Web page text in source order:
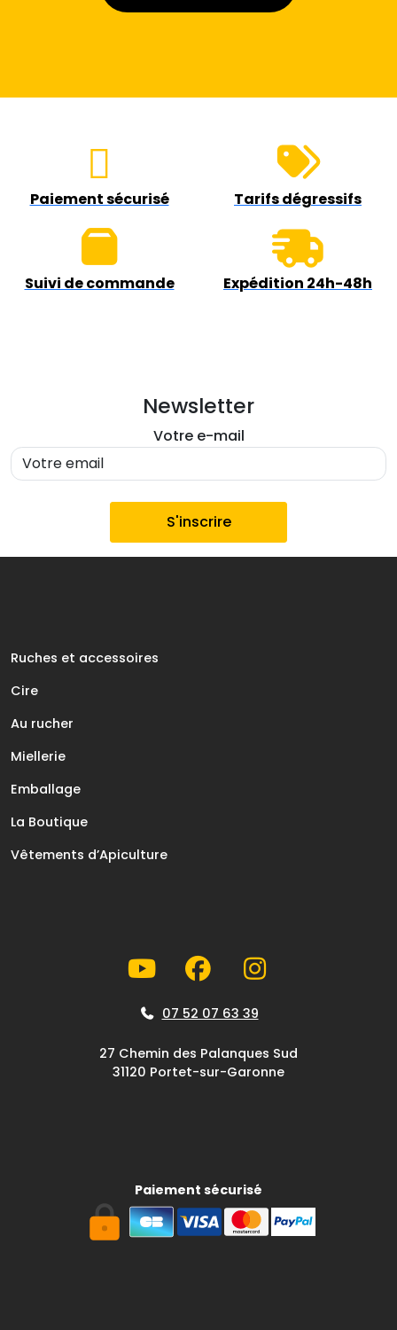
Paiement sécurisé Tarifs dégressifs
Suivi de commande Expédition 24h-48h
Newsletter
Votre e-mail
Ruches et accessoires
Cire
Au rucher
Miellerie
Emballage
La Boutique
Vêtements d’Apiculture
07 52 07 63 39
27 Chemin des Palanques Sud
31120 Portet-sur-Garonne
Paiement sécurisé